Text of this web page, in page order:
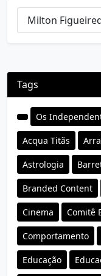
Milton
Tags
Os
Acqua Titãs
Astrologia
Branded Content
Cinema Comitê
Comportamento
Educação